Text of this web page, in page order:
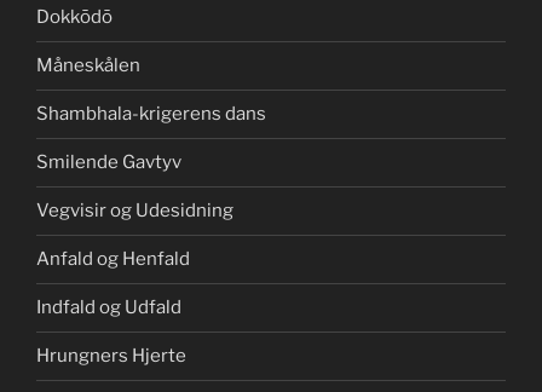
Dokkōdō
Måneskålen
Shambhala-krigerens dans
Smilende Gavtyv
Vegvisir og Udesidning
Anfald og Henfald
Indfald og Udfald
Hrungners Hjerte